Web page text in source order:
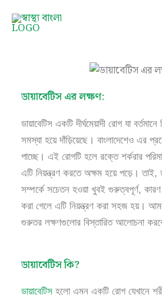
ডায়াবেটিস এর লক্ষণ:
ডায়াবেটিস একটি দীর্ঘমেয়াদী রোগ যা
সমস্যা হয়ে দাঁড়িয়েছে। বাংলাদেশেও এর
পাচ্ছে। এই রোগটি হলে রক্তে শর্করার
এটি নিয়ন্ত্রণ করতে অক্ষম হয়ে পড়ে। তাই,
সম্পর্কে সচেতন হওয়া খুবই গুরুত্বপূর্ণ,
করা গেলে এটি নিয়ন্ত্রণ করা সহজ হয়।
গুরুতর লক্ষণগুলোর বিস্তারিত আলোচনা
ডায়াবেটিস কি?
ডায়াবেটিস হলো এমন একটি রোগ যেখানে